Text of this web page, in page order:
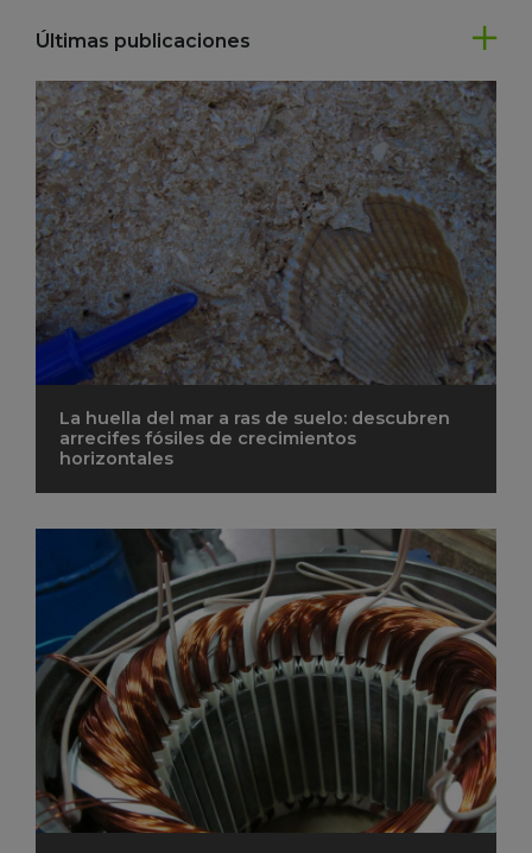
Últimas publicaciones
La huella del mar a ras de suelo: descubren
arrecifes fósiles de crecimientos
horizontales